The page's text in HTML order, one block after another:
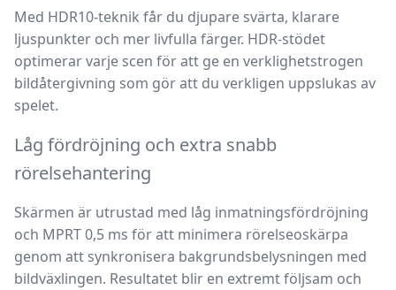
Med HDR10-teknik får du djupare svärta, klarare
ljuspunkter och mer livfulla färger. HDR-stödet
optimerar varje scen för att ge en verklighetstrogen
bildåtergivning som gör att du verkligen uppslukas av
spelet.
Låg fördröjning och extra snabb
rörelsehantering
Skärmen är utrustad med låg inmatningsfördröjning
och MPRT 0,5 ms för att minimera rörelseoskärpa
genom att synkronisera bakgrundsbelysningen med
bildväxlingen. Resultatet blir en extremt följsam och